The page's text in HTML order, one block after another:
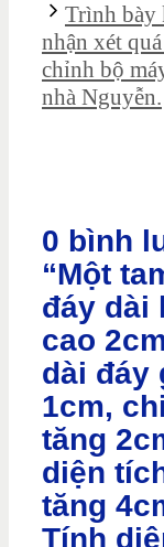
Trình bày
nhận xét
chỉnh bộ
nhà Nguyễn.
0 bình
“Một
đáy dài
cao
dài đáy
1cm,
tăng
diện
tăng
Tính